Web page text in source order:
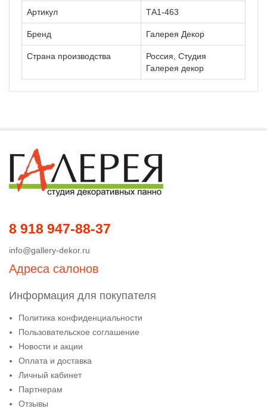
Артикул ТА1-463
Бренд Галерея Декор
Страна производства
Россия, Студия
Галерея декор
8 918 947-88-37
info@gallery-dekor.ru
Адреса салонов
Информация для покупателя
Политика конфиденциальности
Пользовательское соглашение
Новости и акции
Оплата и доставка
Личный кабинет
Партнерам
Отзывы